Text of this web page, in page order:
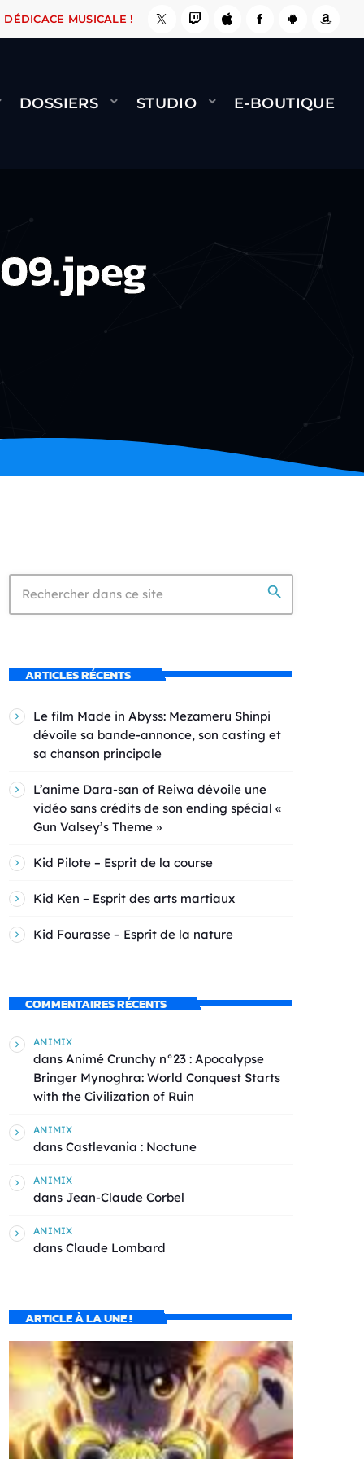
ÇA LE FAIT ! NAMI BERNARD MINET - FLY
DÉDICACE MUSICALE !
DOSSIERS STUDIO E-BOUTIQUE
search
ARTICLES RÉCENTS
Le film Made in Abyss: Mezameru Shinpi
dévoile sa bande-annonce, son casting et
sa chanson principale
L’anime Dara-san of Reiwa dévoile une
vidéo sans crédits de son ending spécial «
Gun Valsey’s Theme »
Kid Pilote – Esprit de la course
Kid Ken – Esprit des arts martiaux
Kid Fourasse – Esprit de la nature
COMMENTAIRES RÉCENTS
ANIMIX
dans Animé Crunchy n°23 : Apocalypse
Bringer Mynoghra: World Conquest Starts
with the Civilization of Ruin
ANIMIX
dans Castlevania : Noctune
ANIMIX
dans Jean-Claude Corbel
ANIMIX
dans Claude Lombard
ARTICLE À LA UNE !